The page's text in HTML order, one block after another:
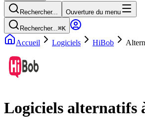
Rechercher... Ouverture du menu
Rechercher...⌘K
Accueil Logiciels HiBob
Logiciels alternatifs